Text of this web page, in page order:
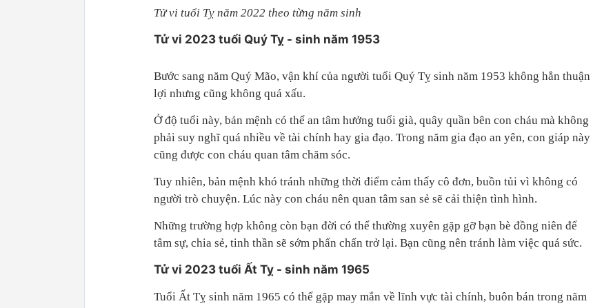
Tử vi tuổi Tỵ năm 2022 theo từng năm sinh
Tử vi 2023 tuổi Quý Tỵ - sinh năm 1953
Bước sang năm Quý Mão, vận khí của người tuổi Quý Tỵ sinh năm 1953 không hẳn thuận
lợi nhưng cũng không quá xấu.
Ở độ tuổi này, bản mệnh có thể an tâm hưởng tuổi già, quây quần bên con cháu mà không
phải suy nghĩ quá nhiều về tài chính hay gia đạo. Trong năm gia đạo an yên, con giáp này
cũng được con cháu quan tâm chăm sóc.
Tuy nhiên, bản mệnh khó tránh những thời điểm cảm thấy cô đơn, buồn tủi vì không có
người trò chuyện. Lúc này con cháu nên quan tâm san sẻ sẽ cải thiện tình hình.
Những trường hợp không còn bạn đời có thể thường xuyên gặp gỡ bạn bè đồng niên để
tâm sự, chia sẻ, tinh thần sẽ sớm phấn chấn trở lại. Bạn cũng nên tránh làm việc quá sức.
Tử vi 2023 tuổi Ất Tỵ - sinh năm 1965
Tuổi Ất Tỵ sinh năm 1965 có thể gặp may mắn về lĩnh vực tài chính, buôn bán trong năm